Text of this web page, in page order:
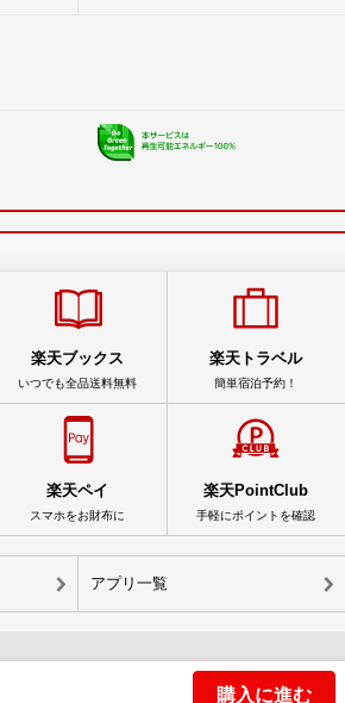
購入に進む
楽天ブックス
いつでも全品送料無料
楽天トラベル
簡単宿泊予約！
楽天ペイ
スマホをお財布に
楽天PointClub
手軽にポイントを確認
アプリ一覧